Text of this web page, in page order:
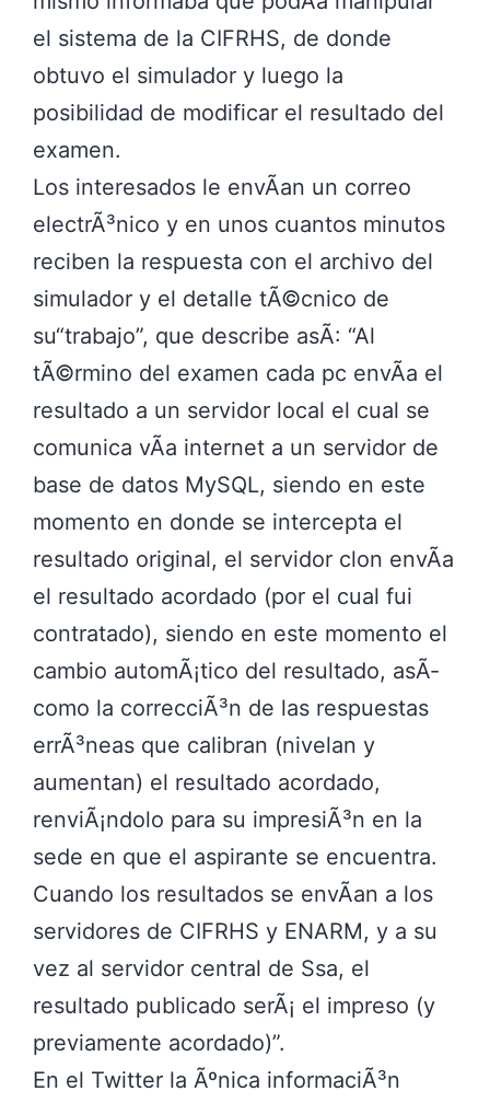
el sistema de la CIFRHS, de donde
obtuvo el simulador y luego la
posibilidad de modificar el resultado del
examen.
Los interesados le envÃ­an un correo
electrÃ³nico y en unos cuantos minutos
reciben la respuesta con el archivo del
simulador y el detalle tÃ©cnico de
su trabajo , que describe asÃ­: Al
tÃ©rmino del examen cada pc envÃ­a el
resultado a un servidor local el cual se
comunica vÃ­a internet a un servidor de
base de datos MySQL, siendo en este
momento en donde se intercepta el
resultado original, el servidor clon envÃ­a
el resultado acordado (por el cual fui
contratado), siendo en este momento el
cambio automÃ¡tico del resultado, asÃ­
como la correcciÃ³n de las respuestas
errÃ³neas que calibran (nivelan y
aumentan) el resultado acordado,
renviÃ¡ndolo para su impresiÃ³n en la
sede en que el aspirante se encuentra.
Cuando los resultados se envÃ­an a los
servidores de CIFRHS y ENARM, y a su
vez al servidor central de Ssa, el
resultado publicado serÃ¡ el impreso (y
previamente acordado) .
En el Twitter la Ãºnica informaciÃ³n